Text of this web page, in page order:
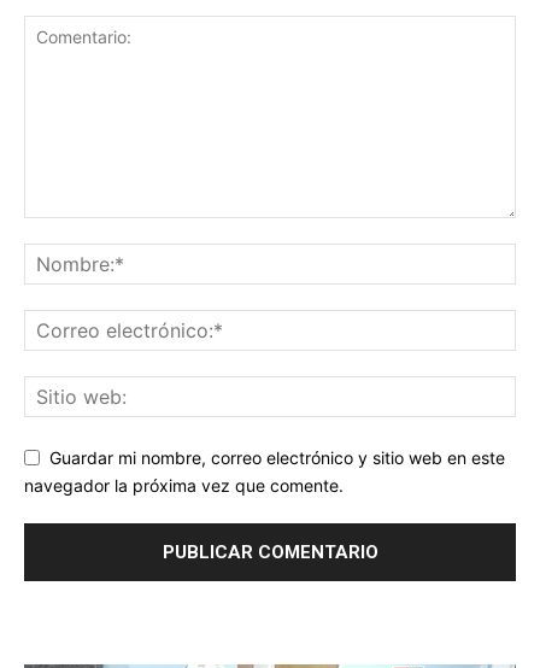
Guardar mi nombre, correo electrónico y sitio web en este
navegador la próxima vez que comente.